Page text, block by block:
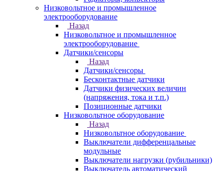
Низковольтное и промышленное
электрооборудование
Назад
Низковольтное и промышленное
электрооборудование
Датчики/сенсоры
Назад
Датчики/сенсоры
Бесконтактные датчики
Датчики физических величин
(напряжения, тока и т.п.)
Позиционные датчики
Низковольтное оборудование
Назад
Низковольтное оборудование
Выключатели дифференцальные
модульные
Выключатели нагрузки (рубильники)
Выключатель автоматический